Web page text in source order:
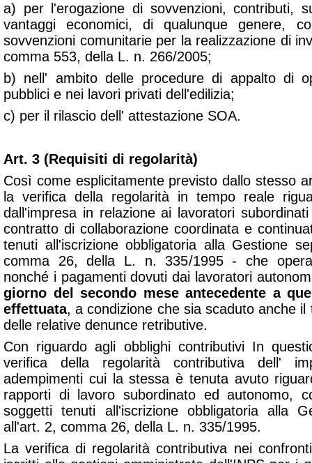
a) per l'erogazione di sovvenzioni, contributi,
vantaggi economici, di qualunque genere,
sovvenzioni comunitarie per la realizzazione di
comma 553, della L. n. 266/2005;
b) nell' ambito delle procedure di appalto di
pubblici e nei lavori privati dell'edilizia;
c) per il rilascio dell' attestazione SOA.
Art. 3 (Requisiti di regolarità)
Così come esplicitamente previsto dallo stesso
la verifica della regolarità in tempo reale
dall'impresa in relazione ai lavoratori
contratto di collaborazione coordinata e
tenuti all'iscrizione obbligatoria alla Gestione
comma 26, della L. n. 335/1995 - che
nonché i pagamenti dovuti dai lavoratori
giorno del secondo mese antecedente a
effettuata, a condizione che sia scaduto anche
delle relative denunce retributive.
Con riguardo agli obblighi contributivi In
verifica della regolarità contributiva dell'
adempimenti cui la stessa è tenuta avuto
rapporti di lavoro subordinato ed autonomo,
soggetti tenuti all'iscrizione obbligatoria alla
all'art. 2, comma 26, della L. n. 335/1995.
La verifica di regolarità contributiva nei